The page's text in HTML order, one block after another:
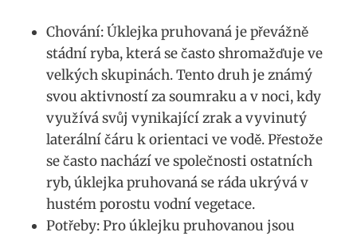
Chování:‍ Úklejka pruhovaná ​je převážně
stádní ryba, ⁤která se často shromažďuje ve
⁤velkých ⁣skupinách. Tento druh je známý​
svou⁣ aktivností za‍ soumraku a v noci, kdy
využívá‌ svůj vynikající zrak a‍ vyvinutý​
laterální čáru k‍ orientaci ve vodě.⁢ Přestože​
se často ‌nachází ve společnosti ostatních
⁤ryb, ⁣úklejka ‌pruhovaná se ráda ukrývá v ​
hustém porostu vodní vegetace.
Potřeby: ​Pro úklejku pruhovanou jsou